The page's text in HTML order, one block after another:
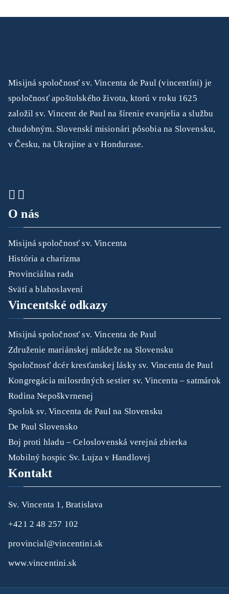
Misijná spoločnosť sv. Vincenta de Paul (vincentíni) je
spoločnosť apoštolského života, ktorú v roku 1625
založil sv. Vincent de Paul na šírenie evanjelia a službu
chudobným. Slovenskí misionári pôsobia na Slovensku,
v Česku, na Ukrajine a v Hondurase.
O nás
Misijná spoločnosť sv. Vincenta
História a charizma
Provinciálna rada
Svätí a blahoslavení
Vincentské odkazy
Misijná spoločnosť sv. Vincenta de Paul
Združenie mariánskej mládeže na Slovensku
Spoločnosť dcér kresťanskej lásky sv. Vincenta de Paul
Kongregácia milosrdných sestier sv. Vincenta – satmárok
Rodina Nepoškvrnenej
Spolok sv. Vincenta de Paul na Slovensku
De Paul Slovensko
Boj proti hladu – Celoslovenská verejná zbierka
Mobilný hospic Sv. Lujza v Handlovej
Kontakt
Sv. Vincenta 1, Bratislava
+421 2 48 257 102
provincial@vincentini.sk
www.vincentini.sk